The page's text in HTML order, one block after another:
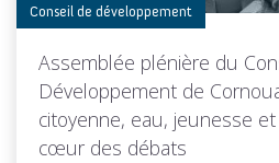
Conseil de développement
Assemblée plénière du
Développement de
citoyenne, eau, jeunesse
cœur des débats